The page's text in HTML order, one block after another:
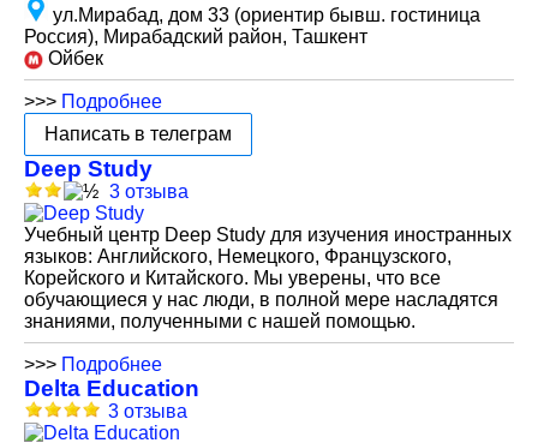
ул.Мирабад, дом 33 (ориентир бывш. гостиница
Россия), Мирабадский район, Ташкент
Ойбек
>>> Подробнее
Написать в телеграм
Deep Study
3 отзыва
Учебный центр Deep Study для изучения иностранных
языков: Английского, Немецкого, Французского,
Корейского и Китайского. Мы уверены, что все
обучающиеся у нас люди, в полной мере насладятся
знаниями, полученными с нашей помощью.
>>> Подробнее
Delta Education
3 отзыва